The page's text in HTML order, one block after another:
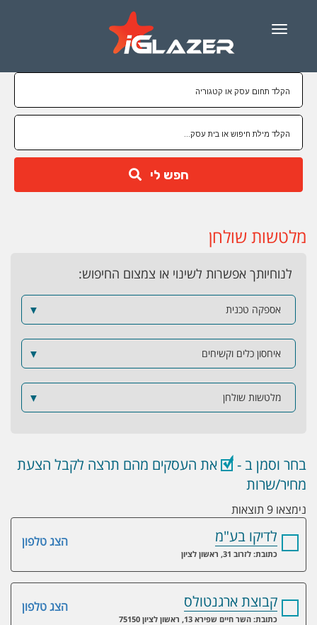
Menu
חפש לי
מלטשות שולחן
לנוחיותך אפשרות לשינוי או צמצום החיפוש:
אספקה טכנית ▼
איחסון כלים וקשיחים ▼
מלטשות שולחן ▼
בחר וסמן ב -
את העסקים מהם תרצה לקבל הצעת
מחיר/שרות
נימצאו 9 תוצאות
הצג טלפון לדיקו בע"מ
כתובת: לזרוב 31, ראשון לציון
הצג טלפון קבוצת ארגנטולס
כתובת: השר חיים שפירא 13, ראשון לציון 75150